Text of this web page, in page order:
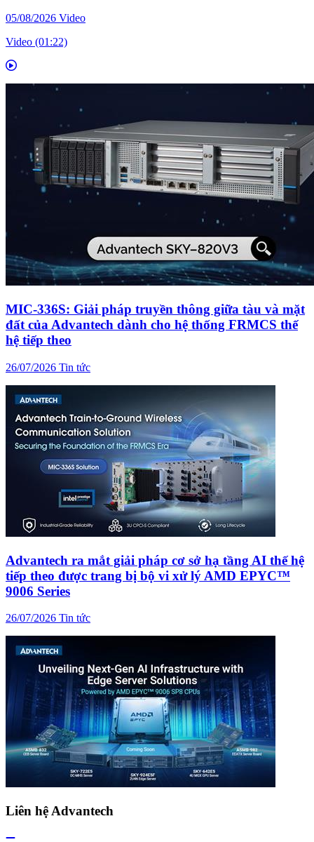
05/08/2026 Video
Video (01:22)
MIC-336S: Giải pháp truyền thông giữa tàu và mặt
đất của Advantech dành cho hệ thống FRMCS thế
hệ tiếp theo
26/07/2026 Tin tức
Advantech ra mắt giải pháp cơ sở hạ tầng AI thế hệ
tiếp theo được trang bị bộ vi xử lý AMD EPYC™
9006 Series
26/07/2026 Tin tức
Liên hệ Advantech